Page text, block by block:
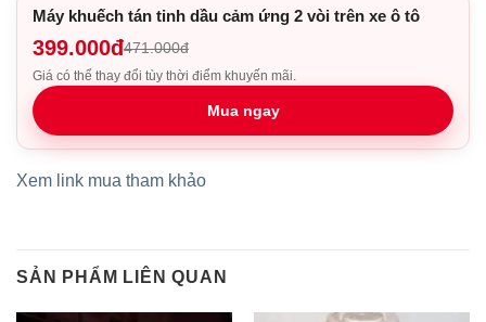
Máy khuếch tán tinh dầu cảm ứng 2 vòi trên xe ô tô
399.000đ471.000đ
Giá có thể thay đổi tùy thời điểm khuyến mãi.
Mua ngay
Xem link mua tham khảo
SẢN PHẨM LIÊN QUAN